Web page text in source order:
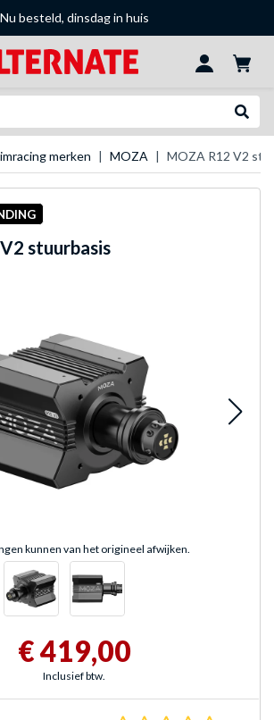
Nu besteld, dinsdag in huis
merken MOZA MOZA R12 V2
stuurbasis
kunnen van het origineel afwijken.
€ 419,00
Inclusief btw.